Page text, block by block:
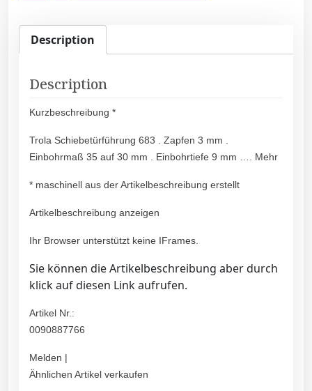
Description
Description
Kurzbeschreibung *
Trola Schiebetürführung 683 . Zapfen 3 mm .
Einbohrmaß 35 auf 30 mm . Einbohrtiefe 9 mm …. Mehr
* maschinell aus der Artikelbeschreibung erstellt
Artikelbeschreibung anzeigen
Ihr Browser unterstützt keine IFrames.
Sie können die Artikelbeschreibung aber durch
klick auf diesen Link aufrufen.
Artikel Nr.:
0090887766
Melden |
Ähnlichen Artikel verkaufen